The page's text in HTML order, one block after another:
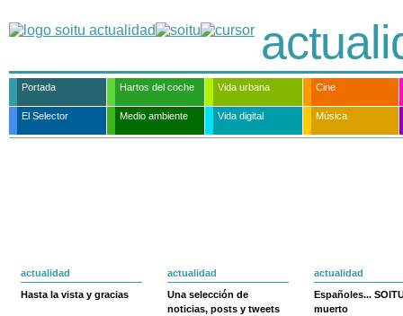
Portada Hartos del coche Vida urbana Cine
El Selector Medio ambiente Vida digital Música
actualidad
Hasta la vista y gracias
actualidad
Una selección de
noticias, posts y tweets
actualidad
Españoles...
muerto